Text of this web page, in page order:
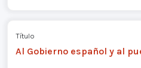
Título
Al Gobierno español y al